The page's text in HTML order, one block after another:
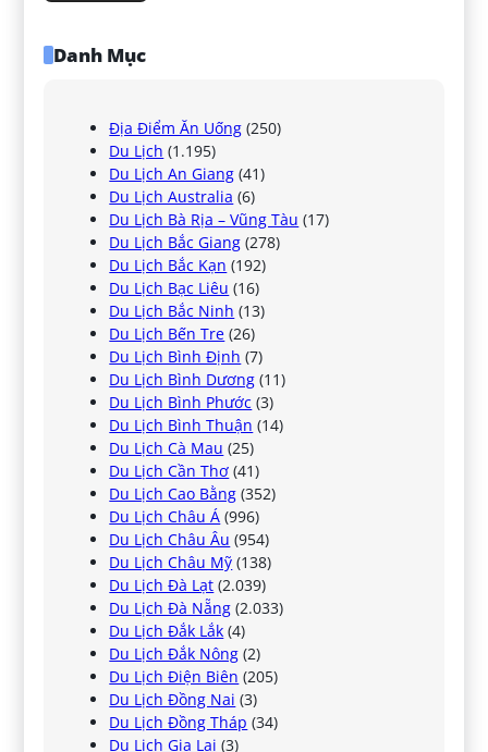
Danh Mục
Địa Điểm Ăn Uống (250)
Du Lịch (1.195)
Du Lịch An Giang (41)
Du Lịch Australia (6)
Du Lịch Bà Rịa – Vũng Tàu (17)
Du Lịch Bắc Giang (278)
Du Lịch Bắc Kạn (192)
Du Lịch Bạc Liêu (16)
Du Lịch Bắc Ninh (13)
Du Lịch Bến Tre (26)
Du Lịch Bình Định (7)
Du Lịch Bình Dương (11)
Du Lịch Bình Phước (3)
Du Lịch Bình Thuận (14)
Du Lịch Cà Mau (25)
Du Lịch Cần Thơ (41)
Du Lịch Cao Bằng (352)
Du Lịch Châu Á (996)
Du Lịch Châu Âu (954)
Du Lịch Châu Mỹ (138)
Du Lịch Đà Lạt (2.039)
Du Lịch Đà Nẵng (2.033)
Du Lịch Đắk Lắk (4)
Du Lịch Đắk Nông (2)
Du Lịch Điện Biên (205)
Du Lịch Đồng Nai (3)
Du Lịch Đồng Tháp (34)
Du Lịch Gia Lai (3)